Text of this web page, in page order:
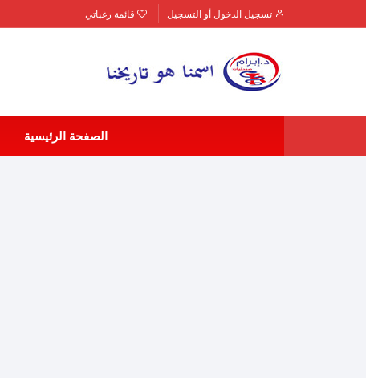
إلى
تسجيل الدخول أو التسجيل قائمة رغباتي
الصفحة الرئيسية